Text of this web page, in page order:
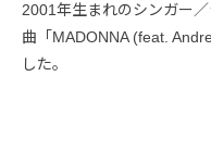
2001年生まれのシンガー
曲「MADONNA (feat.
した。